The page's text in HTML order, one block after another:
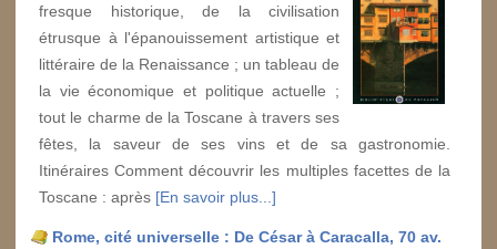
fresque historique, de la civilisation
étrusque à l'épanouissement artistique et
littéraire de la Renaissance ; un tableau de
la vie économique et politique actuelle ;
tout le charme de la Toscane à travers ses
fêtes, la saveur de ses vins et de sa gastronomie.
Itinéraires Comment découvrir les multiples facettes de la
Toscane : après [En savoir plus...]
Rome, cité universelle : De César à Caracalla, 70 av.